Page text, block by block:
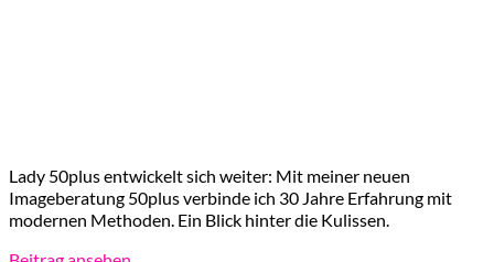
Lady 50plus entwickelt sich weiter: Mit meiner neuen
Imageberatung 50plus verbinde ich 30 Jahre Erfahrung mit
modernen Methoden. Ein Blick hinter die Kulissen.